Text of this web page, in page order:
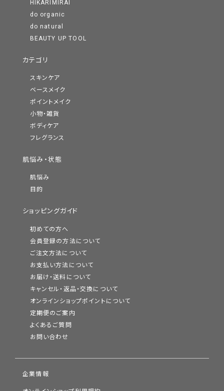
HIKARIMIRAI
do organic
do natural
BEAUTY UP TOOL
カテゴリ
スキンケア
ベースメイク
ポイントメイク
小物・雑貨
ボディケア
フレグランス
肌悩み・状態
肌悩み
目的
ショッピングガイド
初めての方へ
会員登録の方法について
ご注文方法について
お支払い方法について
お届け・送料について
キャンセル・返品・交換について
オンラインショップポイントについて
定期便のご案内
よくあるご質問
お問い合わせ
企業情報